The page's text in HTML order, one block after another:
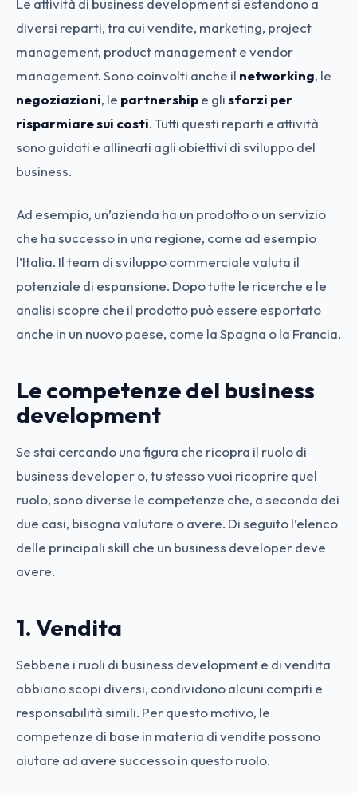
diversi reparti, tra cui vendite, marketing, project
management, product management e vendor
management. Sono coinvolti anche il networking, le
negoziazioni, le partnershipe glisforzi per
risparmiare sui costi. Tutti questi reparti e attività
sono guidati e allineati agli obiettivi di sviluppo del
business.
Ad esempio, un’azienda ha un prodotto o un servizio
che ha successo in una regione, come ad esempio
l’Italia. Il team di sviluppo commerciale valuta il
potenziale di espansione. Dopo tutte le ricerche e le
analisi scopre che il prodotto può essere esportato
anche in un nuovo paese, come la Spagna o la Francia.
Le competenze del business
development
Se stai cercando una figura che ricopra il ruolo di
business developer o, tu stesso vuoi ricoprire quel
ruolo, sono diverse le competenze che, a seconda dei
due casi, bisogna valutare o avere. Di seguito l’elenco
delle principali skill che un business developer deve
avere.
1. Vendita
Sebbene i ruoli di business development e di vendita
abbiano scopi diversi, condividono alcuni compiti e
responsabilità simili. Per questo motivo, le
competenze di base in materia di vendite possono
aiutare ad avere successo in questo ruolo.